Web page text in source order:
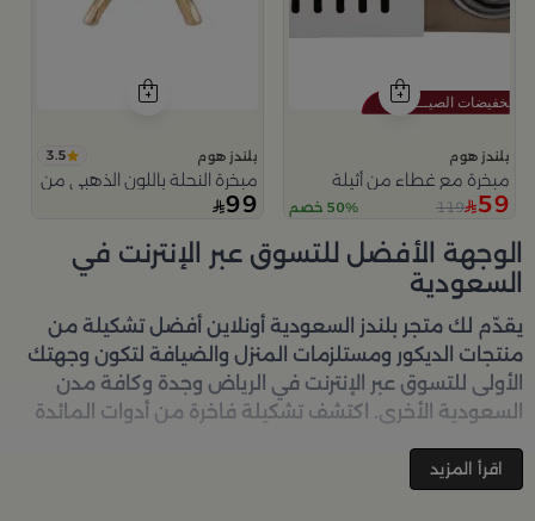
بلندز هوم
مبخرة مع غطاء من أثيلة
59
119 50% خصم
بلندز هوم 3.5
مبخرة النحلة باللون الذهبي من امارا
99
الوجهة الأفضل للتسوق عبر الإنترنت في
السعودية
يقدّم لك متجر بلندز السعودية أونلاين أفضل تشكيلة من
منتجات الديكور ومستلزمات المنزل والضيافة لتكون وجهتك
الأولى للتسوق عبر الإنترنت في الرياض وجدة وكافة مدن
السعودية الأخرى. اكتشف تشكيلة فاخرة من أدوات المائدة
جمالية على كل زاوية في منزلك – كل ذلك وأكثر في مكان
اقرأ المزيد